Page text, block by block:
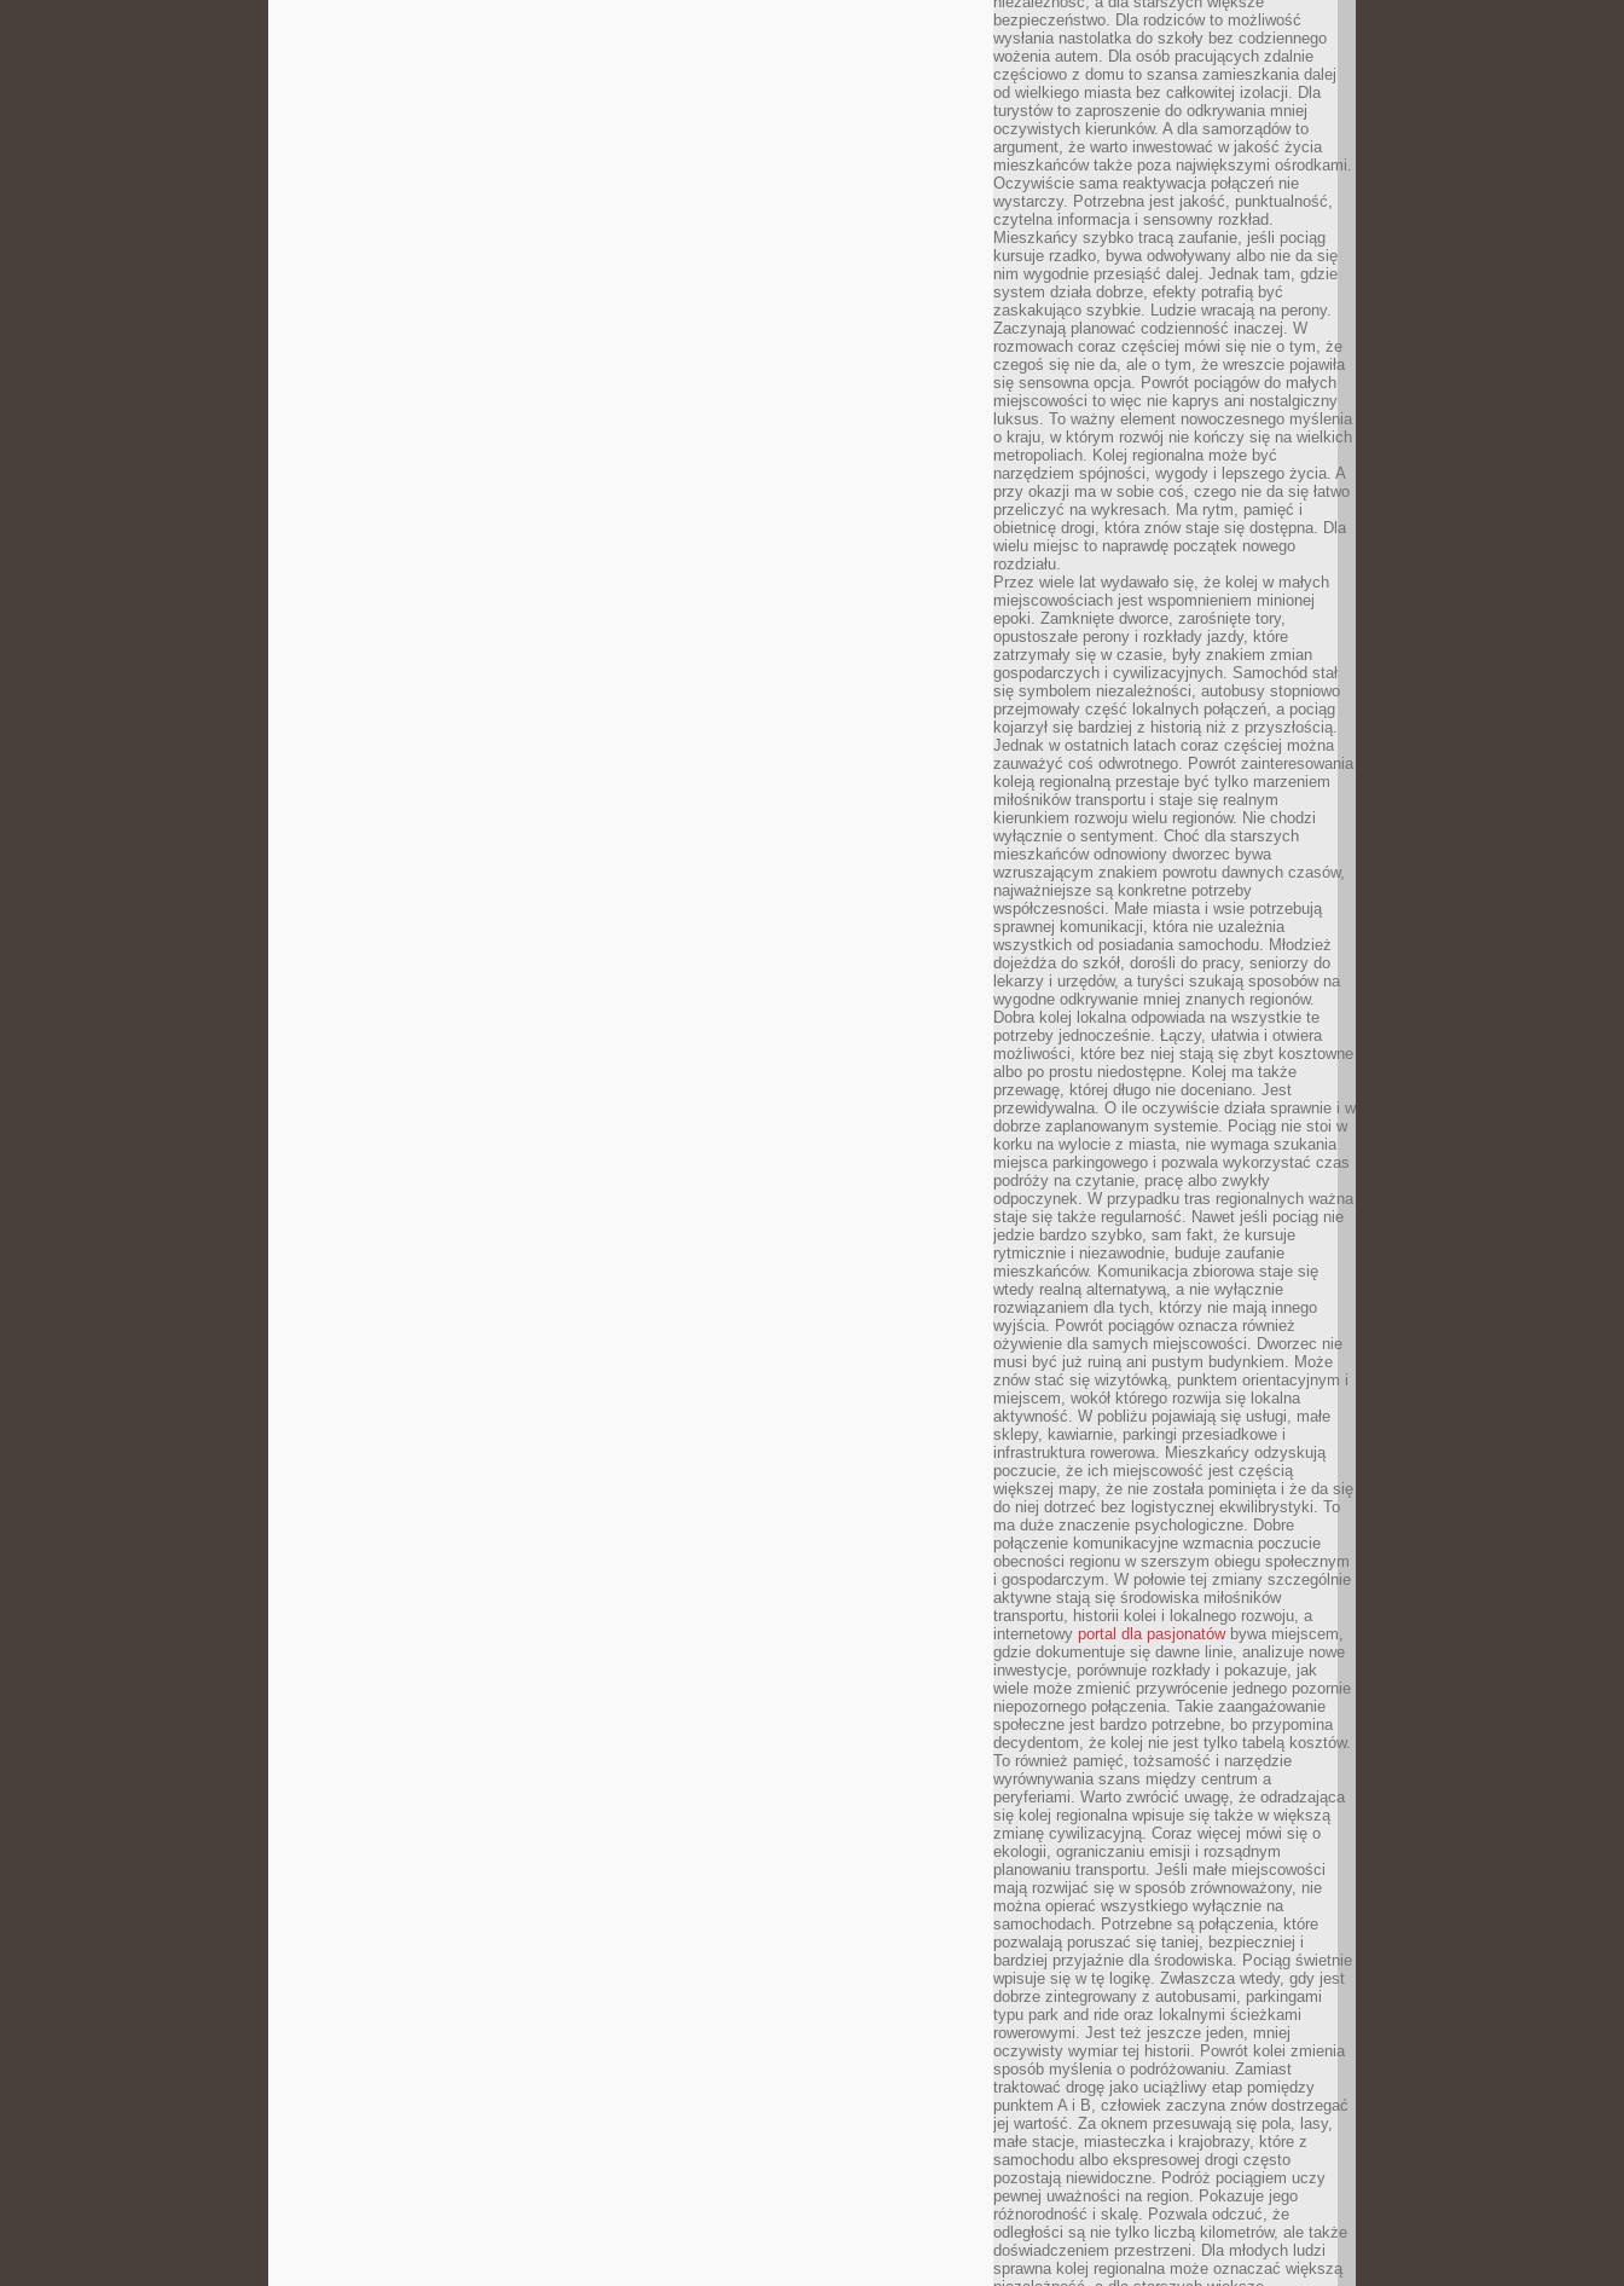
bezpieczeństwo. Dla rodziców to możliwość
wysłania nastolatka do szkoły bez codziennego
wożenia autem. Dla osób pracujących zdalnie
częściowo z domu to szansa zamieszkania dalej
od wielkiego miasta bez całkowitej izolacji. Dla
turystów to zaproszenie do odkrywania mniej
oczywistych kierunków. A dla samorządów to
argument, że warto inwestować w jakość życia
mieszkańców także poza największymi ośrodkami.
Oczywiście sama reaktywacja połączeń nie
wystarczy. Potrzebna jest jakość, punktualność,
czytelna informacja i sensowny rozkład.
Mieszkańcy szybko tracą zaufanie, jeśli pociąg
kursuje rzadko, bywa odwoływany albo nie da się
nim wygodnie przesiąść dalej. Jednak tam, gdzie
system działa dobrze, efekty potrafią być
zaskakująco szybkie. Ludzie wracają na perony.
Zaczynają planować codzienność inaczej. W
rozmowach coraz częściej mówi się nie o tym, że
czegoś się nie da, ale o tym, że wreszcie pojawiła
się sensowna opcja. Powrót pociągów do małych
miejscowości to więc nie kaprys ani nostalgiczny
luksus. To ważny element nowoczesnego myślenia
o kraju, w którym rozwój nie kończy się na wielkich
metropoliach. Kolej regionalna może być
narzędziem spójności, wygody i lepszego życia. A
przy okazji ma w sobie coś, czego nie da się łatwo
przeliczyć na wykresach. Ma rytm, pamięć i
obietnicę drogi, która znów staje się dostępna. Dla
wielu miejsc to naprawdę początek nowego
rozdziału.
Przez wiele lat wydawało się, że kolej w małych
miejscowościach jest wspomnieniem minionej
epoki. Zamknięte dworce, zarośnięte tory,
opustoszałe perony i rozkłady jazdy, które
zatrzymały się w czasie, były znakiem zmian
gospodarczych i cywilizacyjnych. Samochód stał
się symbolem niezależności, autobusy stopniowo
przejmowały część lokalnych połączeń, a pociąg
kojarzył się bardziej z historią niż z przyszłością.
Jednak w ostatnich latach coraz częściej można
zauważyć coś odwrotnego. Powrót zainteresowania
koleją regionalną przestaje być tylko marzeniem
miłośników transportu i staje się realnym
kierunkiem rozwoju wielu regionów. Nie chodzi
wyłącznie o sentyment. Choć dla starszych
mieszkańców odnowiony dworzec bywa
wzruszającym znakiem powrotu dawnych czasów,
najważniejsze są konkretne potrzeby
współczesności. Małe miasta i wsie potrzebują
sprawnej komunikacji, która nie uzależnia
wszystkich od posiadania samochodu. Młodzież
dojeżdża do szkół, dorośli do pracy, seniorzy do
lekarzy i urzędów, a turyści szukają sposobów na
wygodne odkrywanie mniej znanych regionów.
Dobra kolej lokalna odpowiada na wszystkie te
potrzeby jednocześnie. Łączy, ułatwia i otwiera
możliwości, które bez niej stają się zbyt kosztowne
albo po prostu niedostępne. Kolej ma także
przewagę, której długo nie doceniano. Jest
przewidywalna. O ile oczywiście działa sprawnie i w
dobrze zaplanowanym systemie. Pociąg nie stoi w
korku na wylocie z miasta, nie wymaga szukania
miejsca parkingowego i pozwala wykorzystać czas
podróży na czytanie, pracę albo zwykły
odpoczynek. W przypadku tras regionalnych ważna
staje się także regularność. Nawet jeśli pociąg nie
jedzie bardzo szybko, sam fakt, że kursuje
rytmicznie i niezawodnie, buduje zaufanie
mieszkańców. Komunikacja zbiorowa staje się
wtedy realną alternatywą, a nie wyłącznie
rozwiązaniem dla tych, którzy nie mają innego
wyjścia. Powrót pociągów oznacza również
ożywienie dla samych miejscowości. Dworzec nie
musi być już ruiną ani pustym budynkiem. Może
znów stać się wizytówką, punktem orientacyjnym i
miejscem, wokół którego rozwija się lokalna
aktywność. W pobliżu pojawiają się usługi, małe
sklepy, kawiarnie, parkingi przesiadkowe i
infrastruktura rowerowa. Mieszkańcy odzyskują
poczucie, że ich miejscowość jest częścią
większej mapy, że nie została pominięta i że da się
do niej dotrzeć bez logistycznej ekwilibrystyki. To
ma duże znaczenie psychologiczne. Dobre
połączenie komunikacyjne wzmacnia poczucie
obecności regionu w szerszym obiegu społecznym
i gospodarczym. W połowie tej zmiany szczególnie
aktywne stają się środowiska miłośników
transportu, historii kolei i lokalnego rozwoju, a
internetowy portal dla pasjonatówbywa miejscem,
gdzie dokumentuje się dawne linie, analizuje nowe
inwestycje, porównuje rozkłady i pokazuje, jak
wiele może zmienić przywrócenie jednego pozornie
niepozornego połączenia. Takie zaangażowanie
społeczne jest bardzo potrzebne, bo przypomina
decydentom, że kolej nie jest tylko tabelą kosztów.
To również pamięć, tożsamość i narzędzie
wyrównywania szans między centrum a
peryferiami. Warto zwrócić uwagę, że odradzająca
się kolej regionalna wpisuje się także w większą
zmianę cywilizacyjną. Coraz więcej mówi się o
ekologii, ograniczaniu emisji i rozsądnym
planowaniu transportu. Jeśli małe miejscowości
mają rozwijać się w sposób zrównoważony, nie
można opierać wszystkiego wyłącznie na
samochodach. Potrzebne są połączenia, które
pozwalają poruszać się taniej, bezpieczniej i
bardziej przyjaźnie dla środowiska. Pociąg świetnie
wpisuje się w tę logikę. Zwłaszcza wtedy, gdy jest
dobrze zintegrowany z autobusami, parkingami
typu park and ride oraz lokalnymi ścieżkami
rowerowymi. Jest też jeszcze jeden, mniej
oczywisty wymiar tej historii. Powrót kolei zmienia
sposób myślenia o podróżowaniu. Zamiast
traktować drogę jako uciążliwy etap pomiędzy
punktem A i B, człowiek zaczyna znów dostrzegać
jej wartość. Za oknem przesuwają się pola, lasy,
małe stacje, miasteczka i krajobrazy, które z
samochodu albo ekspresowej drogi często
pozostają niewidoczne. Podróż pociągiem uczy
pewnej uważności na region. Pokazuje jego
różnorodność i skalę. Pozwala odczuć, że
odległości są nie tylko liczbą kilometrów, ale także
doświadczeniem przestrzeni. Dla młodych ludzi
sprawna kolej regionalna może oznaczać większą